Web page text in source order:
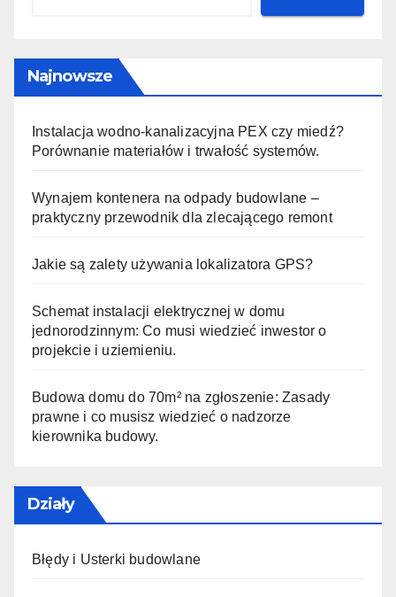
Najnowsze
Instalacja wodno-kanalizacyjna PEX czy miedź?
Porównanie materiałów i trwałość systemów.
Wynajem kontenera na odpady budowlane –
praktyczny przewodnik dla zlecającego remont
Jakie są zalety używania lokalizatora GPS?
Schemat instalacji elektrycznej w domu
jednorodzinnym: Co musi wiedzieć inwestor o
projekcie i uziemieniu.
Budowa domu do 70m² na zgłoszenie: Zasady
prawne i co musisz wiedzieć o nadzorze
kierownika budowy.
Działy
Błędy i Usterki budowlane